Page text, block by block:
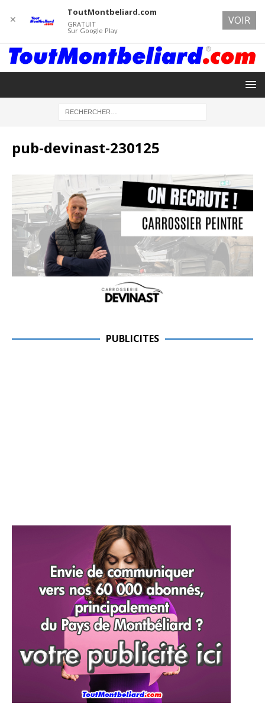
pub-devinast-230125
PUBLICITES
✕
ToutMontbeliard.com
GRATUIT
Sur Google Play
VOIR